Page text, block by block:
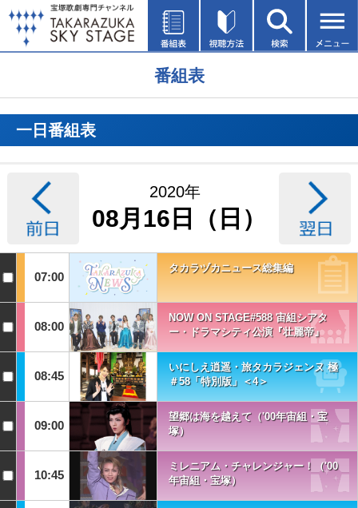
番組表
一日番組表
2020年
08月16日（日）
07:00
タカラヅカニュース総集編
08:00
NOW ON STAGE#588 宙組シアタ
ー・ドラマシティ公演『壮麗帝』
08:45
いにしえ逍遥・旅タカラジェンヌ 極
＃58「特別版」＜4＞
09:00
望郷は海を越えて（'00年宙組・宝
塚）
10:45
ミレニアム・チャレンジャー！（'00
年宙組・宝塚）